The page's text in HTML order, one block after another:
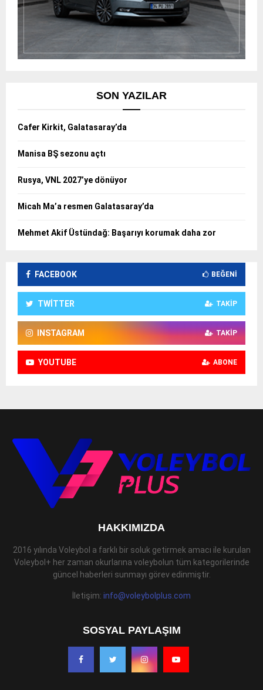
SON YAZILAR
Cafer Kirkit, Galatasaray’da
Manisa BŞ sezonu açtı
Rusya, VNL 2027’ye dönüyor
Micah Ma’a resmen Galatasaray’da
Mehmet Akif Üstündağ: Başarıyı korumak daha zor
FACEBOOK BEĞENI
TWITTER TAKIP
INSTAGRAM TAKIP
YOUTUBE ABONE
HAKKIMIZDA
2016 yılında Voleybol a farklı bir soluk getirmek amacı ile kurulan
Voleybol+ her zaman okurlarına voleybolun tüm kategorilerinde
güncel haberleri sunmayı görev edinmiştir.
İletişim: info@voleybolplus.com
SOSYAL PAYLAŞIM